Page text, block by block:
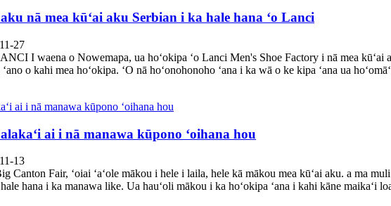
nā mea kūʻai aku Serbian i ka hale hana ʻo Lanci
27
I waena o Nowemapa, ua hoʻokipa ʻo Lanci Men's Shoe Factory i nā mea
o kahi mea hoʻokipa. ʻO nā hoʻonohonoho ʻana i ka wā o ke kipa ʻana ua
ai i nā manawa kūpono ʻoihana hou
13
Canton Fair, ʻoiai ʻaʻole mākou i hele i laila, hele kā mākou mea kūʻai aku. a ma
hana i ka manawa like. Ua hauʻoli mākou i ka hoʻokipa ʻana i kahi kāne maikaʻi